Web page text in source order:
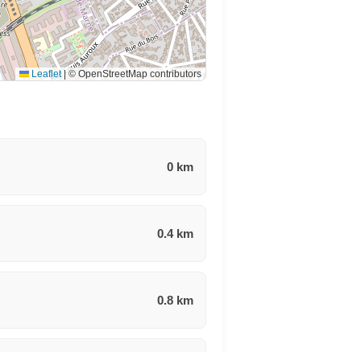
Leaflet |© OpenStreetMap contributors
0 km
0.4 km
0.8 km